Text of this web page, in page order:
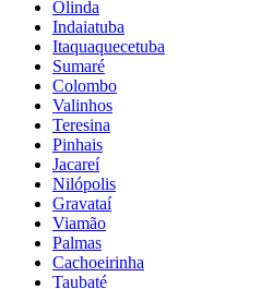
Olinda
Indaiatuba
Itaquaquecetuba
Sumaré
Colombo
Valinhos
Teresina
Pinhais
Jacareí
Nilópolis
Gravataí
Viamão
Palmas
Cachoeirinha
Taubaté